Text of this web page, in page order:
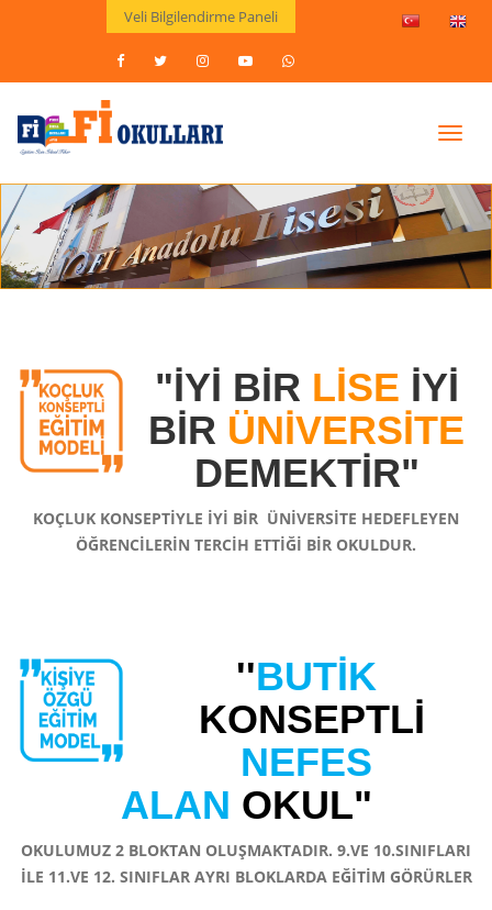
Veli Bilgilendirme Paneli
"İYİ BİR LİSE İYİ
BİR ÜNİVERSİTE
DEMEKTİR"
KOÇLUK KONSEPTİYLE İYİ BİR ÜNİVERSİTE HEDEFLEYEN
ÖĞRENCİLERİN TERCİH ETTİĞİ BİR OKULDUR.
''BUTİK
KONSEPTLİ
NEFES
ALAN OKUL"
OKULUMUZ 2 BLOKTAN OLUŞMAKTADIR. 9.VE 10.SINIFLARI
İLE 11.VE 12. SINIFLAR AYRI BLOKLARDA EĞİTİM GÖRÜRLER